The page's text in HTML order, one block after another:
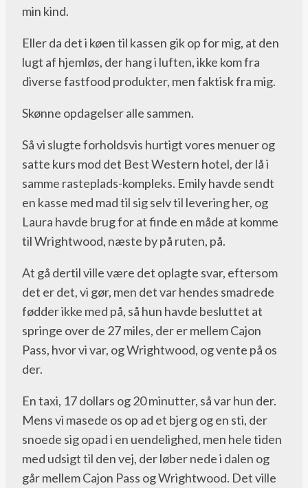
min kind.
Eller da det i køen til kassen gik op for mig, at den
lugt af hjemløs, der hang i luften, ikke kom fra
diverse fastfood produkter, men faktisk fra mig.
Skønne opdagelser alle sammen.
Så vi slugte forholdsvis hurtigt vores menuer og
satte kurs mod det Best Western hotel, der lå i
samme rasteplads-kompleks. Emily havde sendt
en kasse med mad til sig selv til levering her, og
Laura havde brug for at finde en måde at komme
til Wrightwood, næste by på ruten, på.
At gå dertil ville være det oplagte svar, eftersom
det er det, vi gør, men det var hendes smadrede
fødder ikke med på, så hun havde besluttet at
springe over de 27 miles, der er mellem Cajon
Pass, hvor vi var, og Wrightwood, og vente på os
der.
En taxi, 17 dollars og 20 minutter, så var hun der.
Mens vi masede os op ad et bjerg og en sti, der
snoede sig opad i en uendelighed, men hele tiden
med udsigt til den vej, der løber nede i dalen og
går mellem Cajon Pass og Wrightwood. Det ville